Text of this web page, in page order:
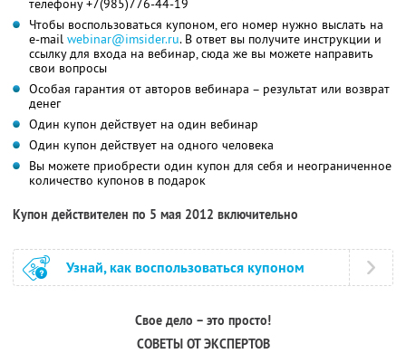
телефону +7(985)776-44-19
Чтобы воспользоваться купоном, его номер нужно выслать на
e-mail webinar@imsider.ru. В ответ вы получите инструкции и
ссылку для входа на вебинар, сюда же вы можете направить
свои вопросы
Особая гарантия от авторов вебинара – результат или возврат
денег
Один купон действует на один вебинар
Один купон действует на одного человека
Вы можете приобрести один купон для себя и неограниченное
количество купонов в подарок
Купон действителен по 5 мая 2012 включительно
Узнай, как воспользоваться купоном
Свое дело – это просто!
СОВЕТЫ ОТ ЭКСПЕРТОВ